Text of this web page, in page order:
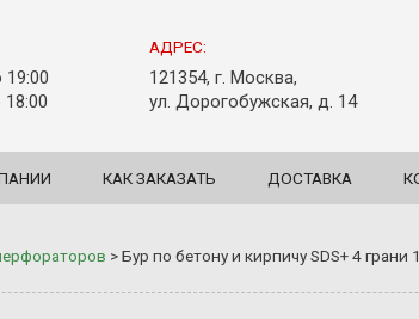
АДРЕС:
121354, г. Москва,
ул. Дорогобужская, д. 14
КАК ЗАКАЗАТЬ ДОСТАВКА
>Бур по бетону и кирпичу SDS+ 4 грани